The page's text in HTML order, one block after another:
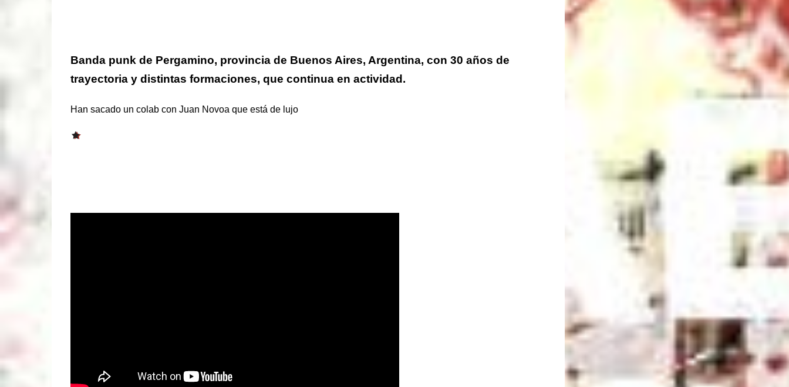
Banda punk de Pergamino, provincia de Buenos Aires, Argentina, con 30 años de
trayectoria y distintas formaciones, que continua en actividad.
Han sacado un colab con Juan Novoa que está de lujo